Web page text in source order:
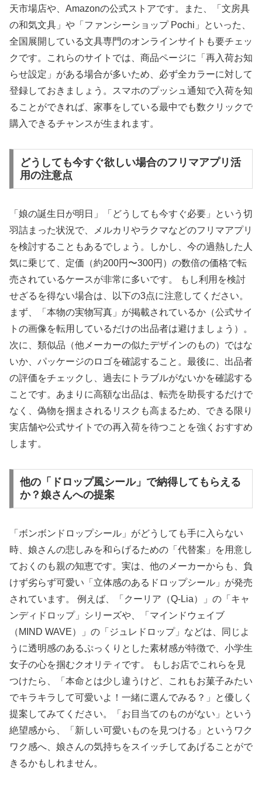
天市場店や、Amazonの公式ストアです。また、「文房具
の和気文具」や「ファンシーショップ Pochi」といった、
全国展開している文具専門のオンラインサイトも要チェッ
クです。これらのサイトでは、商品ページに「再入荷お知
らせ設定」がある場合が多いため、必ず全カラーに対して
登録しておきましょう。スマホのプッシュ通知で入荷を知
ることができれば、家事をしている最中でも数クリックで
購入できるチャンスが生まれます。
どうしても今すぐ欲しい場合のフリマアプリ活
用の注意点
「娘の誕生日が明日」「どうしても今すぐ必要」という切
羽詰まった状況で、メルカリやラクマなどのフリマアプリ
を検討することもあるでしょう。しかし、今の過熱した人
気に乗じて、定価（約200円〜300円）の数倍の価格で転
売されているケースが非常に多いです。 もし利用を検討
せざるを得ない場合は、以下の3点に注意してください。
まず、「本物の実物写真」が掲載されているか（公式サイ
トの画像を転用しているだけの出品者は避けましょう）。
次に、類似品（他メーカーの似たデザインのもの）ではな
いか、パッケージのロゴを確認すること。最後に、出品者
の評価をチェックし、過去にトラブルがないかを確認する
ことです。あまりに高額な出品は、転売を助長するだけで
なく、偽物を掴まされるリスクも高まるため、できる限り
実店舗や公式サイトでの再入荷を待つことを強くおすすめ
します。
他の「ドロップ風シール」で納得してもらえる
か？娘さんへの提案
「ボンボンドロップシール」がどうしても手に入らない
時、娘さんの悲しみを和らげるための「代替案」を用意し
ておくのも親の知恵です。実は、他のメーカーからも、負
けず劣らず可愛い「立体感のあるドロップシール」が発売
されています。 例えば、「クーリア（Q-Lia）」の「キャ
ンディドロップ」シリーズや、「マインドウェイブ
（MIND WAVE）」の「ジュレドロップ」などは、同じよ
うに透明感のあるぷっくりとした素材感が特徴で、小学生
女子の心を掴むクオリティです。 もしお店でこれらを見
つけたら、「本命とは少し違うけど、これもお菓子みたい
でキラキラして可愛いよ！一緒に選んでみる？」と優しく
提案してみてください。「お目当てのものがない」という
絶望感から、「新しい可愛いものを見つける」というワク
ワク感へ、娘さんの気持ちをスイッチしてあげることがで
きるかもしれません。